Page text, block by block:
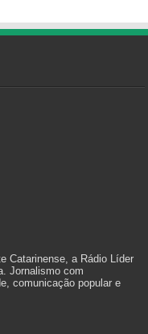
Catarinense, a Rádio Líder
Jornalismo com
comunicação popular e